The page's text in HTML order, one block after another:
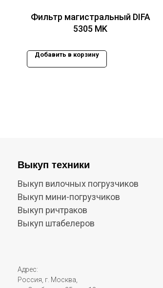
Фильтр магистральный DIFA
5305 MK
Добавить в корзину
Выкуп техники
Выкуп вилочных погрузчиков
Выкуп мини-погрузчиков
Выкуп ричтраков
Выкуп штабелеров
Адрес:
Россия, г. Москва,